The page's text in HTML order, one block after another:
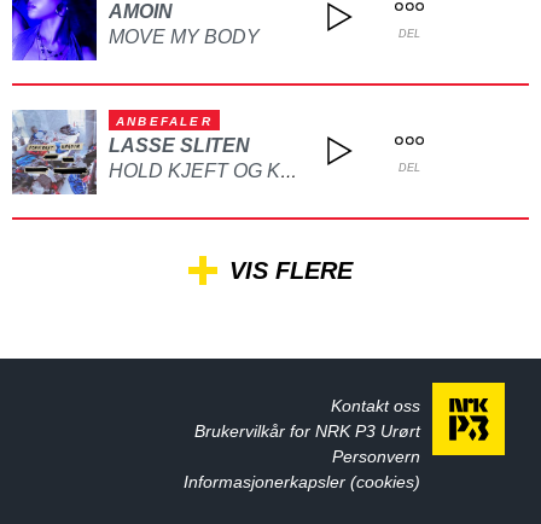
AMOIN
MOVE MY BODY
DEL
ANBEFALER
LASSE SLITEN
HOLD KJEFT OG KYSS MEG DEL
VIS FLERE
Kontakt oss
Brukervilkår for NRK P3 Urørt
Personvern
Informasjonerkapsler (cookies)